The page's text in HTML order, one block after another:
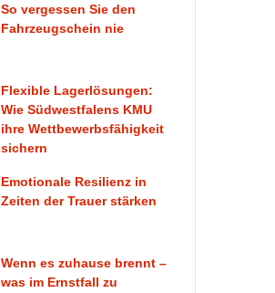
So vergessen Sie den
Fahrzeugschein nie
Flexible Lagerlösungen:
Wie Südwestfalens KMU
ihre Wettbewerbsfähigkeit
sichern
Emotionale Resilienz in
Zeiten der Trauer stärken
Wenn es zuhause brennt –
was im Ernstfall zu